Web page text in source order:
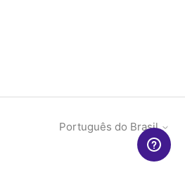
Português do Brasil